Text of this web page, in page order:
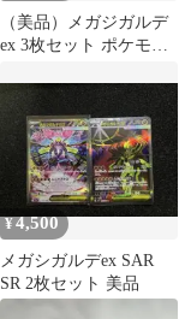
（美品）メガジガルデ
ex 3枚セット ポケモン
¥4,500
メガシガルデex SAR
SR 2枚セット 美品